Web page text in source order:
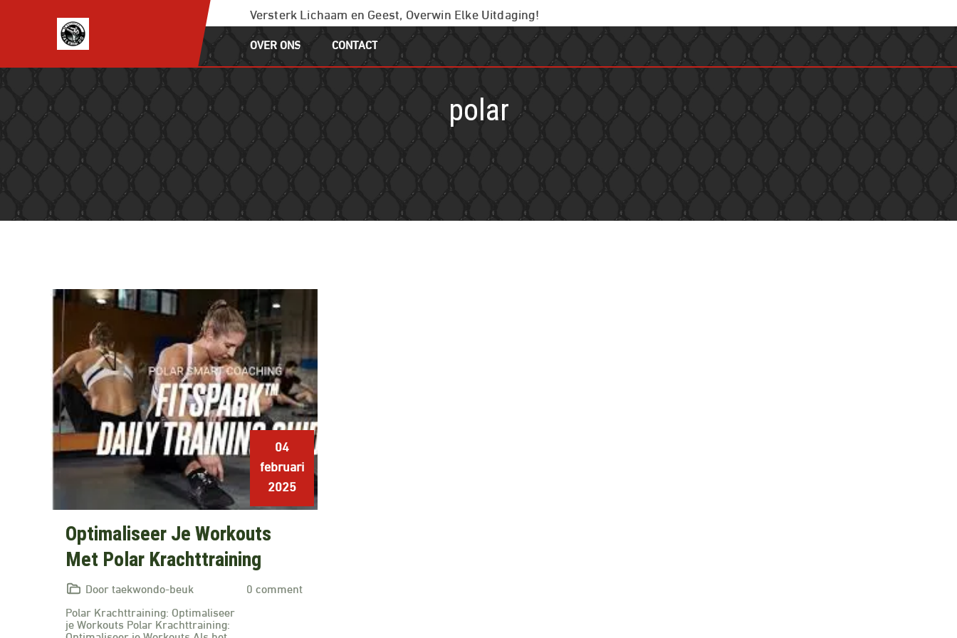
inhoud
Versterk Lichaam en Geest, Overwin Elke Uitdaging!
OVER ONS CONTACT
polar
04
februari
2025
Optimaliseer Je Workouts
Met Polar Krachttraining
Door taekwondo-beuk
0 comment
Polar Krachttraining: Optimaliseer
je Workouts Polar Krachttraining: